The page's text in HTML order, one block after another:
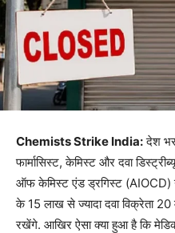
Chemists Strike India:देश
फार्मासिस्ट, केमिस्ट और दवा
ऑफ केमिस्ट एंड ड्रगिस्ट (AIOCD)
के 15 लाख से ज्यादा दवा विक्रेता
रखेंगे. आखिर ऐसा क्या हुआ है कि